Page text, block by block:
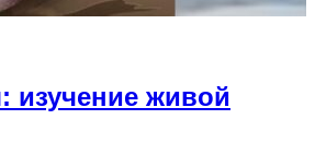
изучение живой